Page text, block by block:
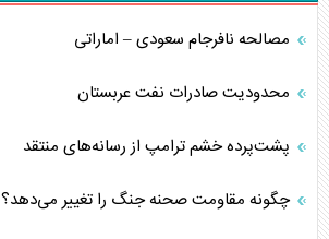
مصالحه نافرجام سعودی – اماراتی
محدودیت صادرات نفت عربستان
پشت‌پرده خشم ترامپ از رسانه‌های منتقد
چگونه مقاومت صحنه جنگ را تغییر می‌دهد؟